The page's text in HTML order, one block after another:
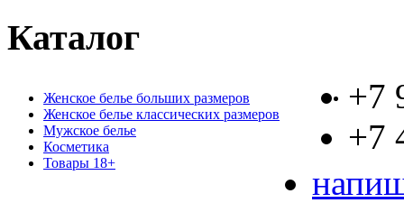
Каталог
Женское белье больших размеров
Женское белье классических размеров
Мужское белье
Косметика
Товары 18+
+7
+7